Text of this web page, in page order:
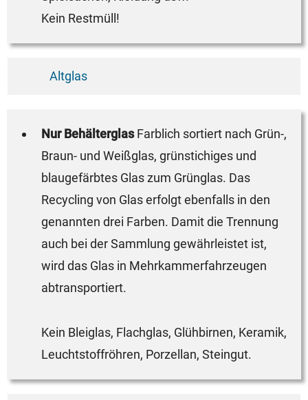
Kein Restmüll!
Altglas
Nur BehälterglasFarblich sortiert nach Grün-,
Braun- und Weißglas, grünstichiges und
blaugefärbtes Glas zum Grünglas. Das
Recycling von Glas erfolgt ebenfalls in den
genannten drei Farben. Damit die Trennung
auch bei der Sammlung gewährleistet ist,
wird das Glas in Mehrkammerfahrzeugen
abtransportiert.
Kein Bleiglas, Flachglas, Glühbirnen, Keramik,
Leuchtstoffröhren, Porzellan, Steingut.